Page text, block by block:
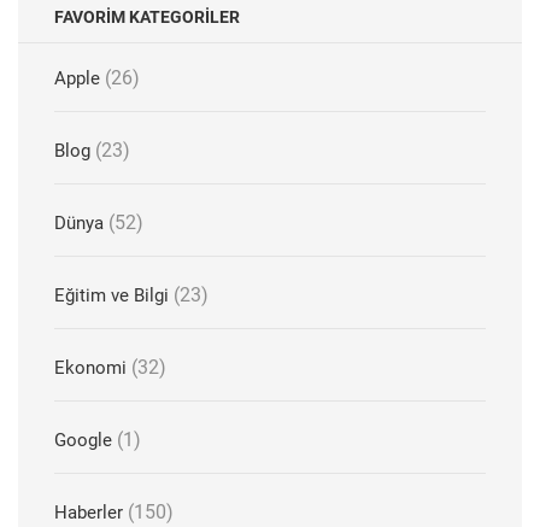
FAVORIM KATEGORILER
Apple (26)
Blog (23)
Dünya (52)
Eğitim ve Bilgi (23)
Ekonomi (32)
Google (1)
Haberler (150)